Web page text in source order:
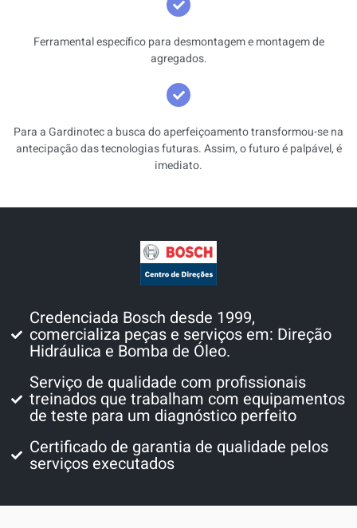
Ferramental específico para desmontagem e montagem de
agregados.
Para a Gardinotec a busca do aperfeiçoamento transformou-se na
antecipação das tecnologias futuras. Assim, o futuro é palpável, é
imediato.
Credenciada Bosch desde 1999,
comercializa peças e serviços em: Direção
Hidráulica e Bomba de Óleo.
Serviço de qualidade com profissionais
treinados que trabalham com equipamentos
de teste para um diagnóstico perfeito
Certificado de garantia de qualidade pelos
serviços executados